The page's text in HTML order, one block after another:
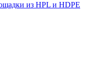
из HPL и HDPE